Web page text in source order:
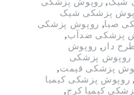
پزشکی شیک
صبا, روپوش پزشکی
پزشکی ضدآب,
دار , روپوش
روپوش پزشکی
پزشکی قیمت,
, روپوش پزشکی کیمیا
کیمیا کرج,